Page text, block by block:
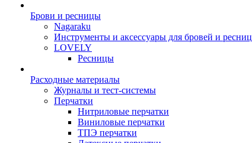
Брови и ресницы
Nagaraku
Инструменты и аксессуары для бровей и ресниц
LOVELY
Ресницы
Расходные материалы
Журналы и тест-системы
Перчатки
Нитриловые перчатки
Виниловые перчатки
ТПЭ перчатки